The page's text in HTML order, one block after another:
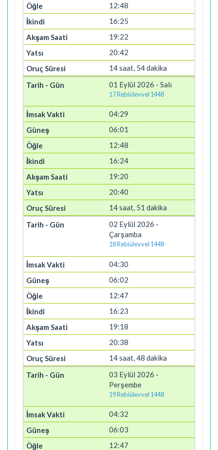
12:48
16:25
19:22
20:42
14 saat, 54 dakika
01 Eylül 2026 - Salı
17 Rebiülevvel 1448
04:29
06:01
12:48
16:24
19:20
20:40
14 saat, 51 dakika
02 Eylül 2026 -
Çarşamba
18 Rebiülevvel 1448
04:30
06:02
12:47
16:23
19:18
20:38
14 saat, 48 dakika
03 Eylül 2026 -
Perşembe
19 Rebiülevvel 1448
04:32
06:03
12:47